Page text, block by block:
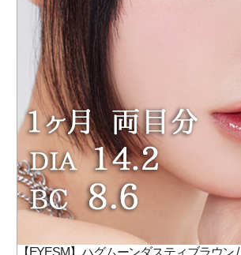
【EYESM】ハグムーンダスティブラウン /